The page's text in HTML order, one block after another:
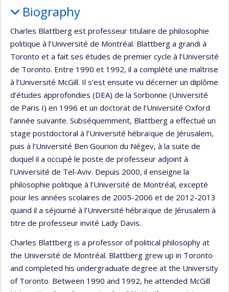
Biography
Charles Blattberg est professeur titulaire de philosophie
politique à l’Université de Montréal. Blattberg a grandi à
Toronto et a fait ses études de premier cycle à l’Université
de Toronto. Entre 1990 et 1992, il a complété une maîtrise
à l’Université McGill. Il s’est ensuite vu décerner un diplôme
d’études approfondies (DEA) de la Sorbonne (Université
de Paris I) en 1996 et un doctorat de l’Université Oxford
l’année suivante. Subséquemment, Blattberg a effectué un
stage postdoctoral à l’Université hébraïque de Jérusalem,
puis à l’Université Ben Gourion du Négev, à la suite de
duquel il a occupé le poste de professeur adjoint à
l’Université de Tel-Aviv. Depuis 2000, il enseigne la
philosophie politique à l’Université de Montréal, excepté
pour les années scolaires de 2005-2006 et de 2012-2013
quand il a séjourné à l’Université hébraïque de Jérusalem à
titre de professeur invité Lady Davis.
Charles Blattberg is a professor of political philosophy at
the Université de Montréal. Blattberg grew up in Toronto
and completed his undergraduate degree at the University
of Toronto. Between 1990 and 1992, he attended McGill